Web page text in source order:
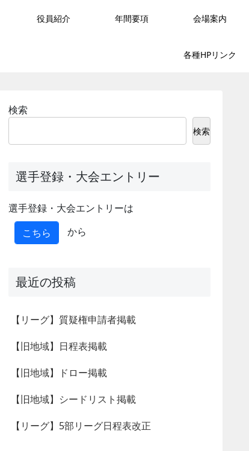
役員紹介 年間要項 会場案内
各種HPリンク
検索
検索
選手登録・大会エントリー
選手登録・大会エントリーは
こちら
から
最近の投稿
【リーグ】質疑権申請者掲載
【旧地域】日程表掲載
【旧地域】ドロー掲載
【旧地域】シードリスト掲載
【リーグ】5部リーグ日程表改正